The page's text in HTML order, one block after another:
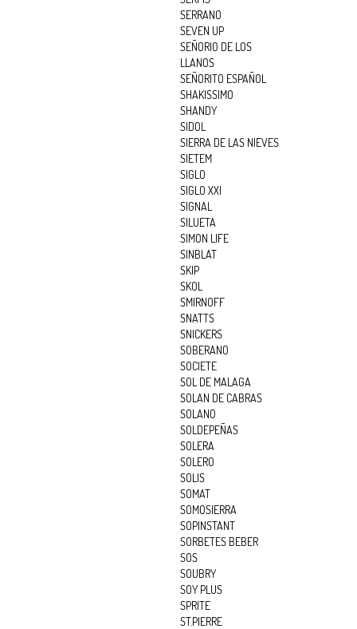
SERRANO
SEVEN UP
SEÑORIO DE LOS
LLANOS
SEÑORITO ESPAÑOL
SHAKISSIMO
SHANDY
SIDOL
SIERRA DE LAS NIEVES
SIETEM
SIGLO
SIGLO XXI
SIGNAL
SILUETA
SIMON LIFE
SINBLAT
SKIP
SKOL
SMIRNOFF
SNATTS
SNICKERS
SOBERANO
SOCIETE
SOL DE MALAGA
SOLAN DE CABRAS
SOLANO
SOLDEPEÑAS
SOLERA
SOLERO
SOLIS
SOMAT
SOMOSIERRA
SOPINSTANT
SORBETES BEBER
SOS
SOUBRY
SOY PLUS
SPRITE
ST.PIERRE